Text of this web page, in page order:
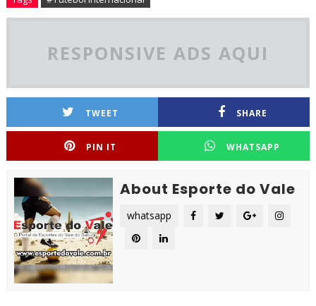
RESPONSIVE ADS AQUI
TWEET SHARE
PIN IT WHATSAPP
About Esporte do Vale
whatsapp